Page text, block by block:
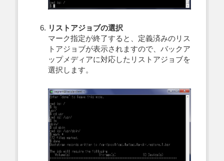
リストアジョブの選択
マーク指定が終了すると、定義済みのリス
トアジョブが表示されますので、バックア
ップメディアに対応したリストアジョブを
選択します。